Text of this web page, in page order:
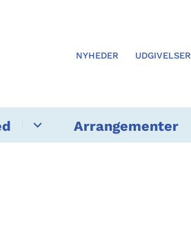
NYHEDER UDGIVELSER
Arrangementer